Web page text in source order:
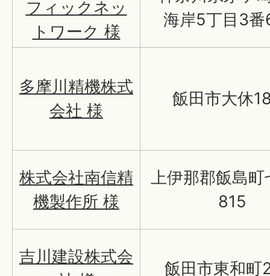
フィックネッ
トワーク 様
海岸5丁目3
多摩川精機株式
会社 様
飯田市大休
株式会社南信精
機製作所 様
上伊那郡飯島町
815
吉川建設株式会
飯田市東和